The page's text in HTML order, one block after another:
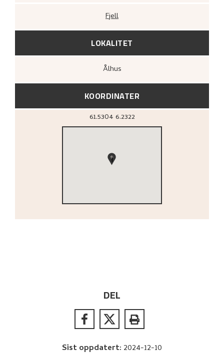
Fjell
LOKALITET
Ålhus
KOORDINATER
61.5304 6.2322
1
DEL
Sist oppdatert: 2024-12-10